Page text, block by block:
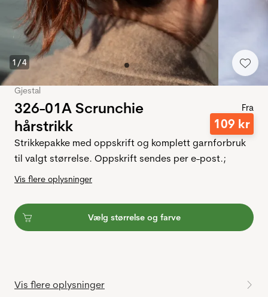
1 /4
Gjestal
326-01A Scrunchie
hårstrikk
Fra
109 kr
Strikkepakke med oppskrift og komplett garnforbruk
til valgt størrelse. Oppskrift sendes per e-post.;
Vis flere oplysninger
Vælg størrelse og farve
Vis flere oplysninger